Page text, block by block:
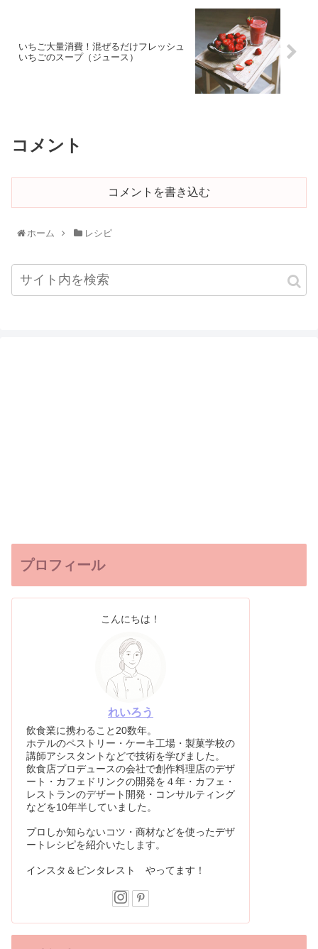
いちご大量消費！混ぜるだけフレッシュ
いちごのスープ（ジュース）
コメント
コメントを書き込む
ホーム レシピ
プロフィール
こんにちは！
れいろう
飲食業に携わること20数年。
ホテルのペストリー・ケーキ工場・製菓学校の
講師アシスタントなどで技術を学びました。
飲食店プロデュースの会社で創作料理店のデザ
ート・カフェドリンクの開発を４年・カフェ・
レストランのデザート開発・コンサルティング
などを10年半していました。
プロしか知らないコツ・商材などを使ったデザ
ートレシピを紹介いたします。
インスタ＆ピンタレスト やってます！